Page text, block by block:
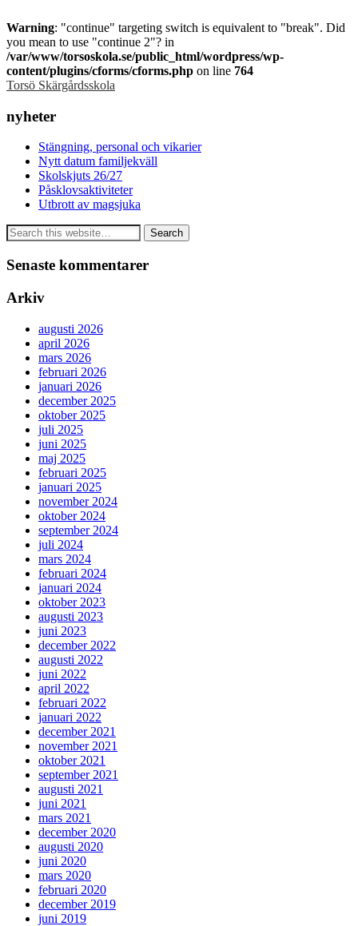
Warning: "continue" targeting switch is equivalent to "break". Did
you mean to use "continue 2"? in
/var/www/torsoskola.se/public_html/wordpress/wp-
content/plugins/cforms/cforms.php on line 764
Torsö Skärgårdsskola
nyheter
Stängning, personal och vikarier
Nytt datum familjekväll
Skolskjuts 26/27
Påsklovsaktiviteter
Utbrott av magsjuka
Senaste kommentarer
Arkiv
augusti 2026
april 2026
mars 2026
februari 2026
januari 2026
december 2025
oktober 2025
juli 2025
juni 2025
maj 2025
februari 2025
januari 2025
november 2024
oktober 2024
september 2024
juli 2024
mars 2024
februari 2024
januari 2024
oktober 2023
augusti 2023
juni 2023
december 2022
augusti 2022
juni 2022
april 2022
februari 2022
januari 2022
december 2021
november 2021
oktober 2021
september 2021
augusti 2021
juni 2021
mars 2021
december 2020
augusti 2020
juni 2020
mars 2020
februari 2020
december 2019
juni 2019